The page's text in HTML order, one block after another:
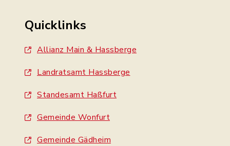
Quicklinks
Allianz Main & Hassberge
Landratsamt Hassberge
Standesamt Haßfurt
Gemeinde Wonfurt
Gemeinde Gädheim